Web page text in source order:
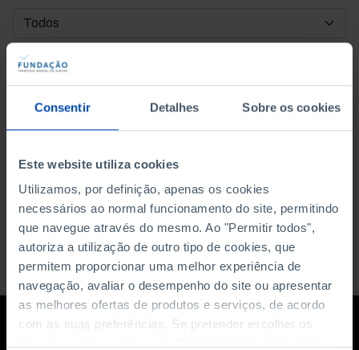
Consentir Detalhes Sobre os cookies
Este website utiliza cookies
Utilizamos, por definição, apenas os cookies
necessários ao normal funcionamento do site, permitindo
que navegue através do mesmo. Ao "Permitir todos",
autoriza a utilização de outro tipo de cookies, que
permitem proporcionar uma melhor experiência de
navegação, avaliar o desempenho do site ou apresentar
as melhores ofertas de produtos e serviços, de acordo
com as suas preferências. Se pretender escolher os
DATA DE INÍCIO
DATA DE FIM